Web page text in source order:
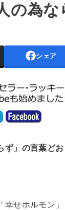
の為
シェア
ず」の言葉ど
幸せホルモン